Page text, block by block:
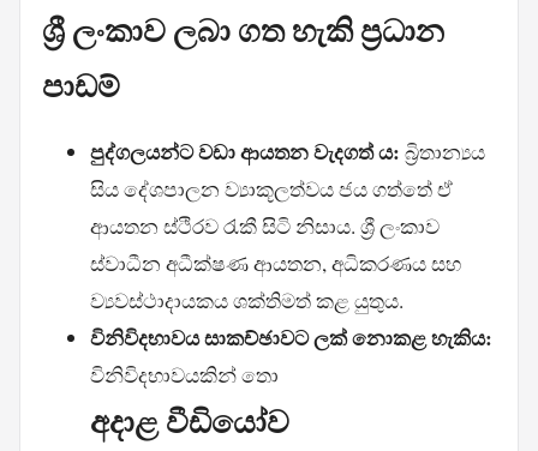
ශ්‍රී ලංකාව ලබා ගත හැකි ප්‍රධාන
පාඩම්
පුද්ගලයන්ට වඩා ආයතන වැදගත් ය: බ්‍රිතාන්‍යය
සිය දේශපාලන ව්‍යාකූලත්වය ජය ගත්තේ ඒ
ආයතන ස්ථිරව රැකී සිටි නිසාය. ශ්‍රී ලංකාව
ස්වාධීන අධීක්ෂණ ආයතන, අධිකරණය සහ
ව්‍යවස්ථාදායකය ශක්තිමත් කළ යුතුය.
විනිවිදභාවය සාකච්ඡාවට ලක් නොකළ හැකිය:
විනිවිදභාවයකින් තො
අදාළ වීඩියෝව